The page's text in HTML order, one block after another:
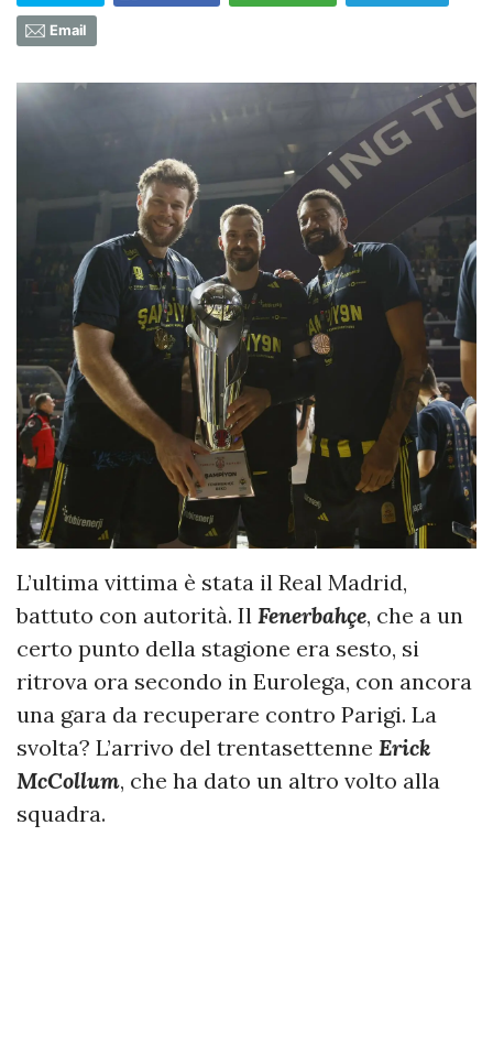
Email
L’ultima vittima è stata il Real Madrid,
battuto con autorità. Il Fenerbahçe, che a un
certo punto della stagione era sesto, si
ritrova ora secondo in Eurolega, con ancora
una gara da recuperare contro Parigi. La
svolta? L’arrivo del trentasettenne Erick
McCollum, che ha dato un altro volto alla
squadra.